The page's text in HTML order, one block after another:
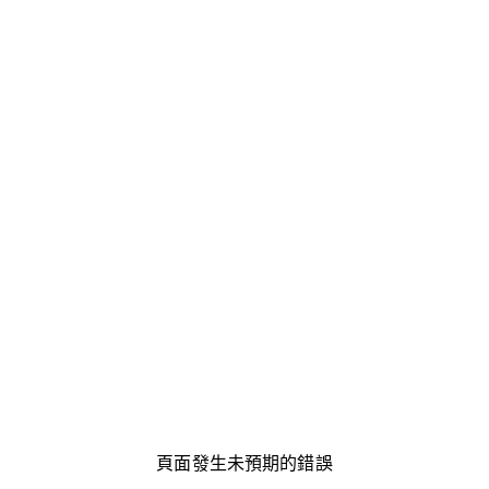
頁面發生未預期的錯誤